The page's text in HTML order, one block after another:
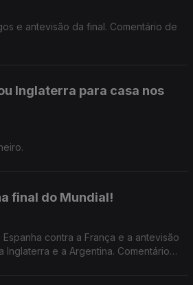
e antevisão da final. Comentário de
Inglaterra para casa nos
final do Mundial!
contra a França e a antevisão
e a Argentina. Comentário